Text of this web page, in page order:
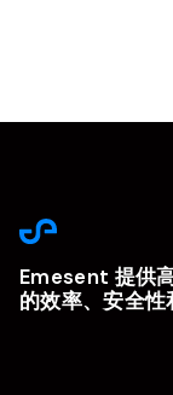
Emesent 提供
的效率、安全性